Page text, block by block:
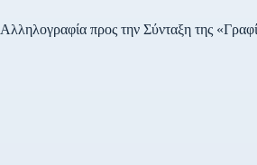
Αλληλογραφία προς την Σύνταξη της